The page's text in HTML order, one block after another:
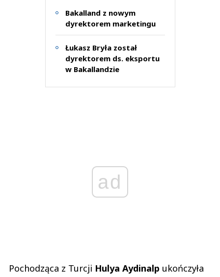
Bakalland z nowym
dyrektorem marketingu
Łukasz Bryła został
dyrektorem ds. eksportu
w Bakallandzie
ad
Pochodząca z Turcji Hulya Aydinalp ukończyła